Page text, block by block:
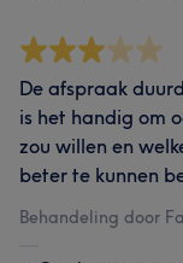
De afspraak
is het handig om
zou willen en
beter te kunnen
Behandeling door